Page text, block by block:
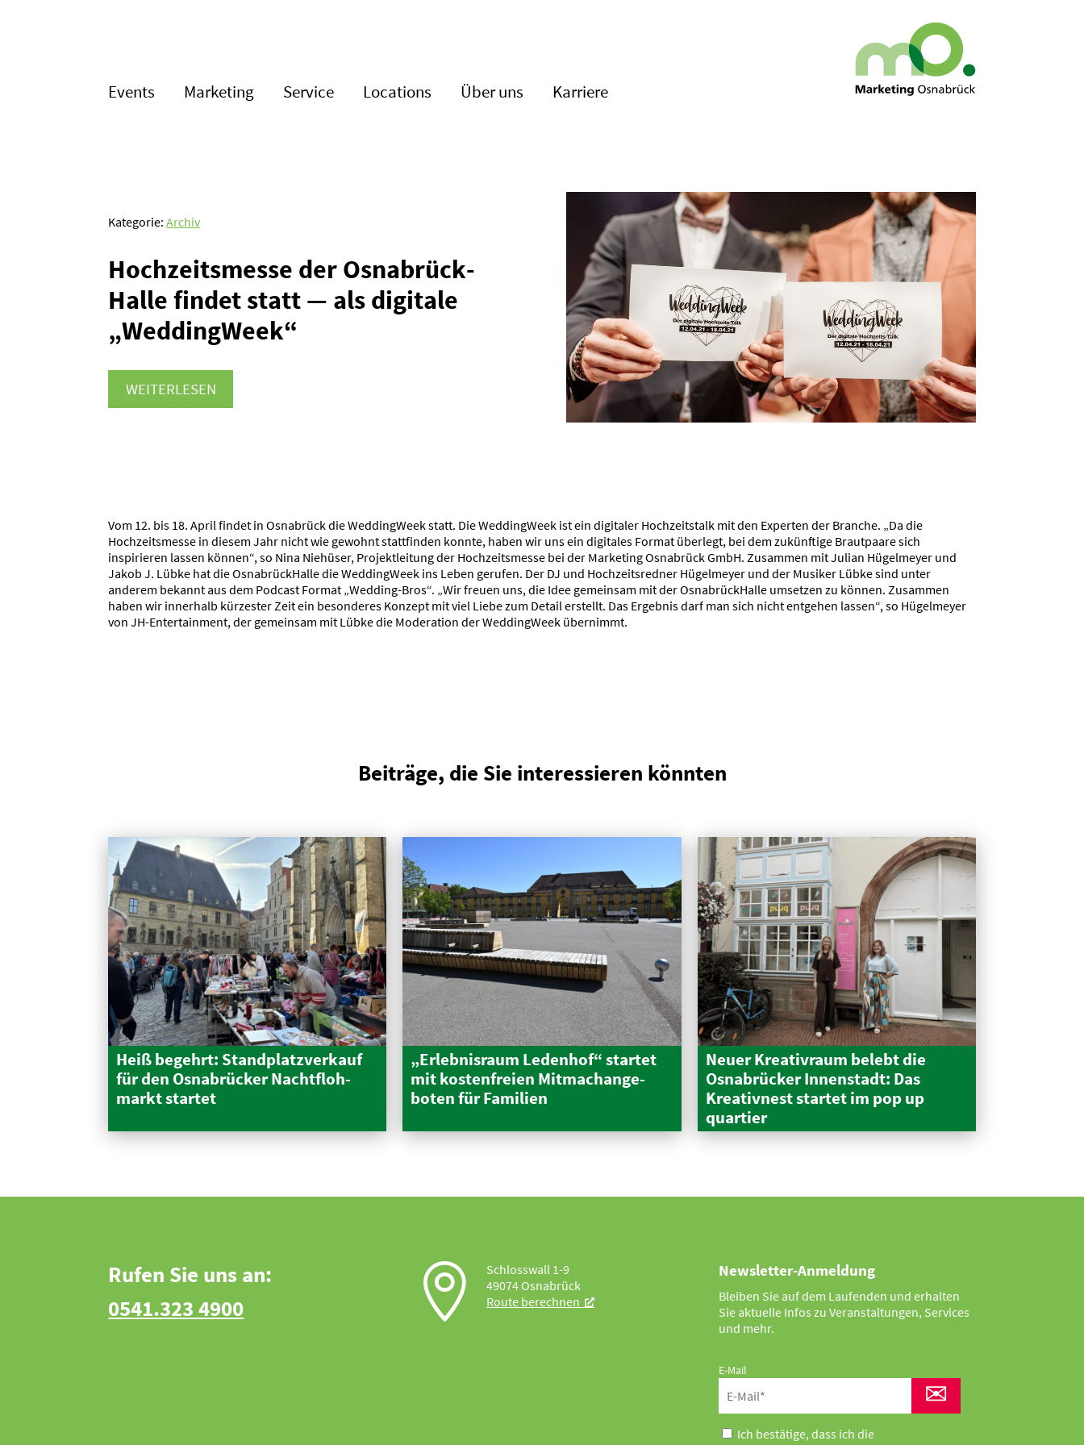
Events Marketing Service Locations Über uns Karriere
Kategorie:Archiv
Hochzeits­messe der Osnabrück­
Halle findet statt — als digitale
„WeddingWeek“
WEITERLESEN
Vom 12. bis 18. April findet in Osnabrück die WeddingWeek statt. Die WeddingWeek ist ein digitaler Hochzeitstalk mit den Experten der Branche. „Da die
Hochzeitsmesse in diesem Jahr nicht wie gewohnt stattfinden konnte, haben wir uns ein digitales Format überlegt, bei dem zukünftige Brautpaare sich
inspirieren lassen können“, so Nina Niehüser, Projektleitung der Hochzeitsmesse bei der Marketing Osnabrück GmbH. Zusammen mit Julian Hügelmeyer und
Jakob J. Lübke hat die OsnabrückHalle die WeddingWeek ins Leben gerufen. Der DJ und Hochzeitsredner Hügelmeyer und der Musiker Lübke sind unter
anderem bekannt aus dem Podcast Format „Wedding-Bros“. „Wir freuen uns, die Idee gemeinsam mit der OsnabrückHalle umsetzen zu können. Zusammen
haben wir innerhalb kürzester Zeit ein besonderes Konzept mit viel Liebe zum Detail erstellt. Das Ergebnis darf man sich nicht entgehen lassen“, so Hügelmeyer
von JH-Entertainment, der gemeinsam mit Lübke die Moderation der WeddingWeek übernimmt.
Beiträge, die Sie interessieren könnten
Heiß begehrt: Stand­platz­verkauf
für den Osnabrücker Nacht­floh­
markt startet
„Erleb­nisraum Ledenhof“ startet
mit kosten­freien Mitma­ch­an­ge­
boten für Familien
Neuer Kreativraum belebt die
Osnabrücker Innen­stadt: Das
Kreativnest startet im pop up
quartier
Rufen Sie uns an:
0541.323 4900

Schlosswall 1-9
49074 Osnabrück
Route berechnen
Newsletter-Anmeldung
Bleiben Sie auf dem Laufenden und erhalten
Sie aktuelle Infos zu Veranstaltungen, Services
und mehr.
E-Mail
✉
Ich bestätige, dass ich die